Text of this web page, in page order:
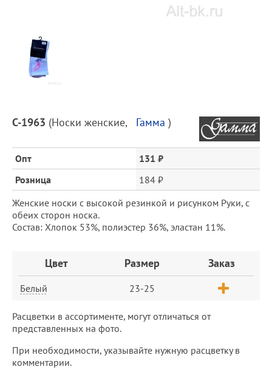
Описание
товара
и
цена
С-1963 (Носки женские, Гамма )
Опт
131 ₽
Розница
184 ₽
Женские носки с высокой резинкой и рисунком Руки, с
обеих сторон носка.
Состав: Хлопок 53%, полиэстер 36%, эластан 11%.
ЗаказЦвет Размер Заказ
Белый 23-25
Расцветки в ассортименте, могут отличаться от
представленных на фото.
При необходимости, указывайте нужную расцветку в
комментарии.